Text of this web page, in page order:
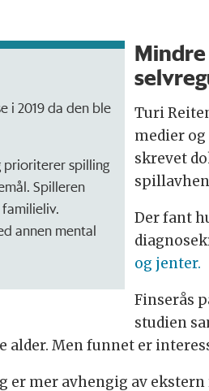
i 2019 da den ble
prioriterer spilling
Spilleren
annen mental
Turi
medier
skrevet
Der fant
og jenter.
Finserås
studien
Men funnet er
er mer avhengig av